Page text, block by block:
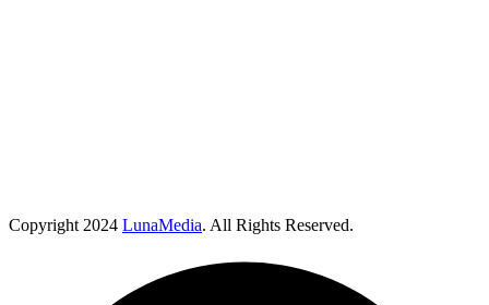
Copyright 2024 LunaMedia. All Rights Reserved.